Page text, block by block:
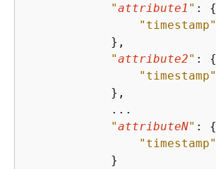
"attribute1 " : {
"timestamp"
            },
"attribute2" : {
"timestamp"
            },
            ...
"attributeN" : {
"timestamp"
            }